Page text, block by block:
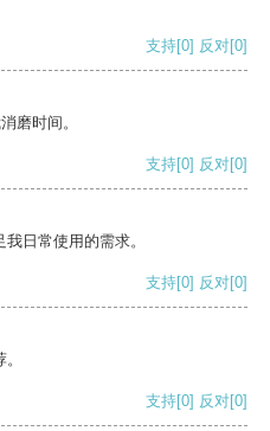
支持[0] 反对[0]
磨时间。
支持[0] 反对[0]
日常使用的需求。
支持[0] 反对[0]
支持[0] 反对[0]